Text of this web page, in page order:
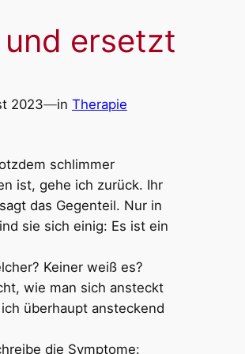
ersetzt
2023—in Therapie
schlimmer
ist, gehe ich zurück. Ihr
das Gegenteil. Nur in
sie sich einig: Es ist ein
Keiner weiß es?
wie man sich ansteckt
überhaupt ansteckend
die Symptome: